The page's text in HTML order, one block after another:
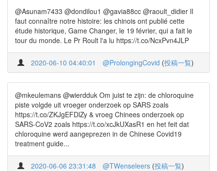
@Asunam7433 @dondilou1 @gavia88cc @raoult_didier Il
faut connaître notre histoire: les chinois ont publié cette
étude historique, Game Changer, le 19 février, qui a fait le
tour du monde. Le Pr Roult l'a lu https://t.co/NcxPvn4JLP
2020-06-10 04:40:01 @ProlongingCovid (投稿一覧)
@mkeulemans @wierdduk Om juist te zijn: de chloroquine
piste volgde uit vroeger onderzoek op SARS zoals
https://t.co/ZKJgEFDlZy & vroeg Chinees onderzoek op
SARS-CoV2 zoals https://t.co/xcJkUXasR1 en het feit dat
chloroquine werd aangeprezen in de Chinese Covid19
treatment guide...
2020-06-06 23:31:48 @TWenseleers (投稿一覧)